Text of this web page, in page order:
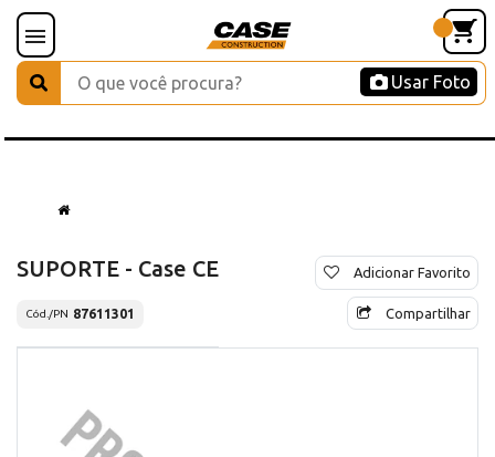
Usar Foto
SUPORTE - Case CE
Cód./PN 87611301
Adicionar Favorito
Compartilhar